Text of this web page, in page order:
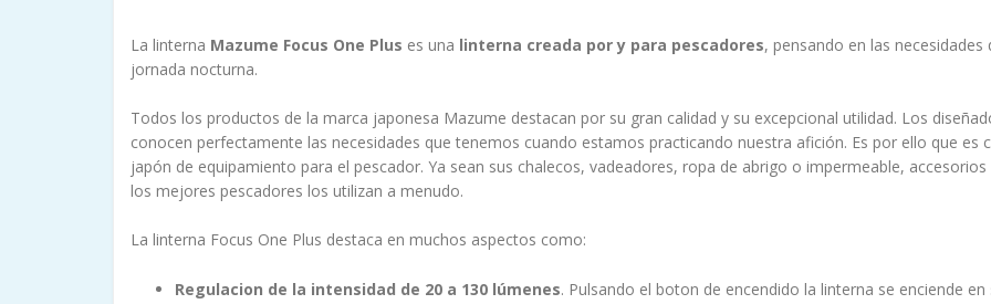
La linterna Mazume Focus One Plus es una linterna creada por y para pescadores, pensando en las
jornada nocturna.
Todos los productos de la marca japonesa Mazume destacan por su gran calidad y su excepcional utilidad. Los
conocen perfectamente las necesidades que tenemos cuando estamos practicando nuestra afición. Es por ello que
japón de equipamiento para el pescador. Ya sean sus chalecos, vadeadores, ropa de abrigo o impermeable,
los mejores pescadores los utilizan a menudo.
La linterna Focus One Plus destaca en muchos aspectos como:
Regulacion de la intensidad de 20 a 130 lúmenes. Pulsando el boton de encendido la linterna se enciende